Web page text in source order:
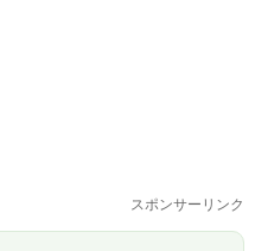
スポンサーリンク